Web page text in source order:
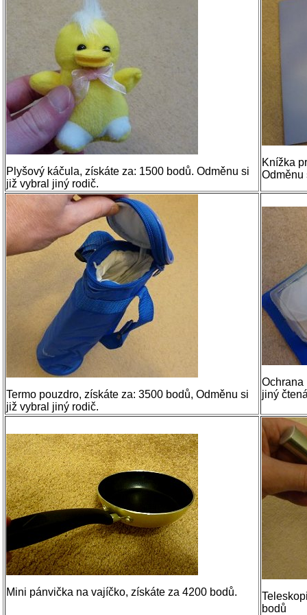
Plyšový káčula, získáte za: 1500 bodů. Odměnu si
již vybral jiný rodič.
Knížka
Odměnu
Termo pouzdro, získáte za: 3500 bodů, Odměnu si
již vybral jiný rodič.
Ochrana
jiný
Mini pánvička na vajíčko, získáte za 4200 bodů.
bodů